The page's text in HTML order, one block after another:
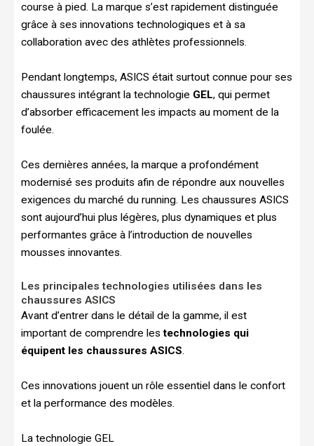
course à pied. La marque s’est rapidement distinguée
grâce à ses innovations technologiques et à sa
collaboration avec des athlètes professionnels.
Pendant longtemps, ASICS était surtout connue pour ses
chaussures intégrant la technologie GEL, qui permet
d’absorber efficacement les impacts au moment de la
foulée.
Ces dernières années, la marque a profondément
modernisé ses produits afin de répondre aux nouvelles
exigences du marché du running. Les chaussures ASICS
sont aujourd’hui plus légères, plus dynamiques et plus
performantes grâce à l’introduction de nouvelles
mousses innovantes.
Les principales technologies utilisées dans les
chaussures ASICS
Avant d’entrer dans le détail de la gamme, il est
important de comprendre lestechnologies qui
équipent les chaussures ASICS.
Ces innovations jouent un rôle essentiel dans le confort
et la performance des modèles.
La technologie GEL